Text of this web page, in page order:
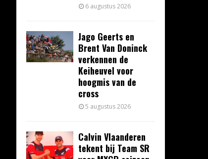
6 augustus 2026
Jago Geerts en
Brent Van Doninck
verkennen de
Keiheuvel voor
hoogmis van de
cross
5 augustus 2026
Calvin Vlaanderen
tekent bij Team SR